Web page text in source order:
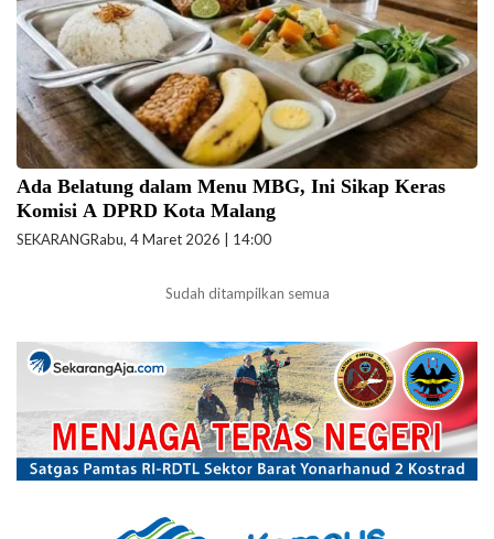
Ada Belatung dalam Menu MBG, Ini Sikap Keras
Komisi A DPRD Kota Malang
SEKARANGRabu, 4 Maret 2026 | 14:00
Sudah ditampilkan semua